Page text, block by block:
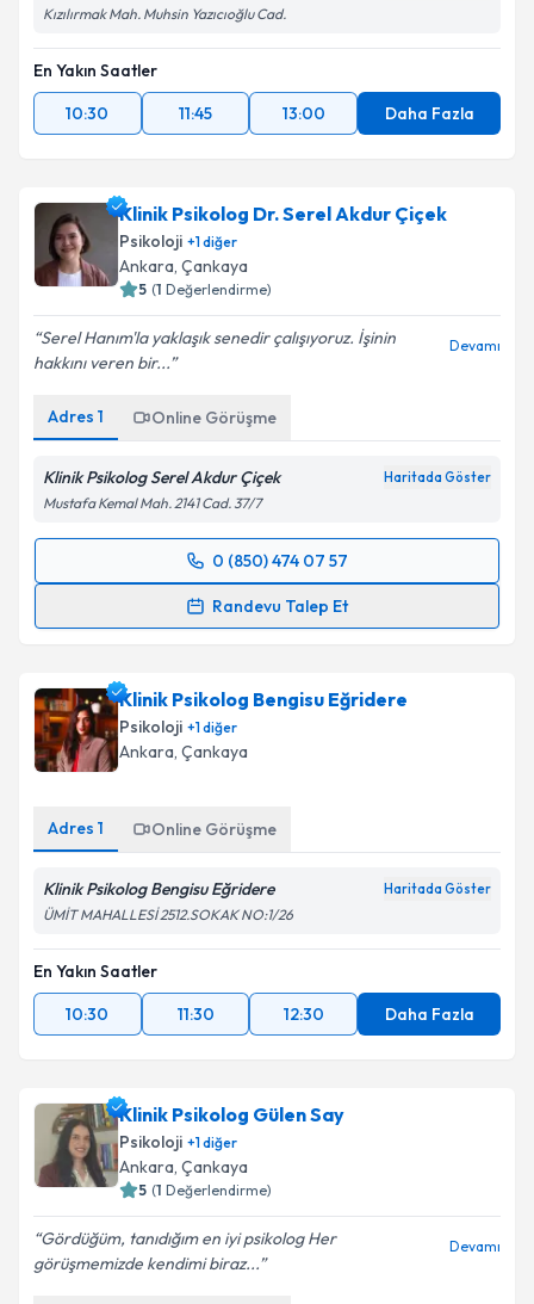
Kızılırmak Mah. Muhsin Yazıcıoğlu Cad.
En Yakın Saatler
10:30
11:45 13:00 Daha Fazla
Klinik Psikolog Dr. Serel Akdur Çiçek
Psikoloji +1diğer
Ankara, Çankaya
5 (1 Değerlendirme)
Serel Hanım'la yaklaşık senedir çalışıyoruz. İşinin
hakkını veren bir...
Devamı
Adres 1 Online Görüşme
Klinik Psikolog Serel Akdur Çiçek Haritada Göster
Mustafa Kemal Mah. 2141 Cad. 37/7
0 (850) 474 07 57
Randevu Talep Et
Randevu Takvimi Talebi
almanız için bir takvim hazırlandığında e-posta ile
bilgilendireceğiz.
E-posta Adresiniz
Kişisel verilerimin işlenmesine ilişkin
Aydınlatma
Metni'ni okudum ve kişisel verilerimin belirtilen
Takvim Talebini Gönder
Klinik Psikolog Bengisu Eğridere
Psikoloji +1diğer
Ankara, Çankaya
Adres 1 Online Görüşme
Klinik Psikolog Bengisu Eğridere Haritada Göster
ÜMİT MAHALLESİ 2512.SOKAK NO:1/26
En Yakın Saatler
10:30
11:30 12:30 Daha Fazla
Klinik Psikolog Gülen Say
Psikoloji +1diğer
Ankara, Çankaya
5 (1 Değerlendirme)
Gördüğüm, tanıdığım en iyi psikolog Her
görüşmemizde kendimi biraz...
Devamı